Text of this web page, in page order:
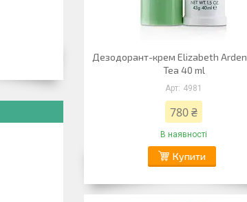
Дезодорант-крем Elizabeth Arden
Tea 40 ml
4981
780 ₴
В наявності
Купити